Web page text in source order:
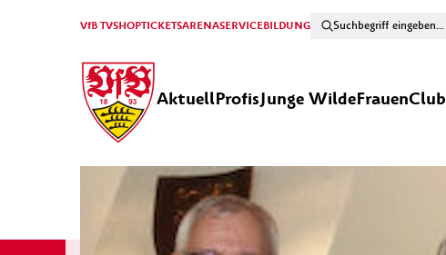
VfB TVSHOPTICKETSARENASERVICEBILDUNG
AktuellProfisJunge WildeFrauenClub